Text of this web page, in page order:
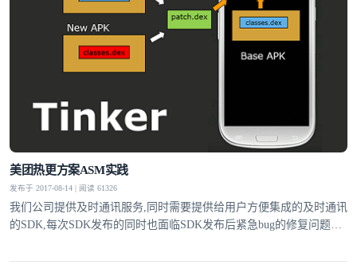
美团热更方案ASM实践
发布于 2017-08-14 | 阅读 61326
我们公司提供及时通讯服务,同时需要提供给用户方便集成的及时通讯
的SDK,每次SDK发布的同时也面临SDK发布后紧急bug的修复问题。